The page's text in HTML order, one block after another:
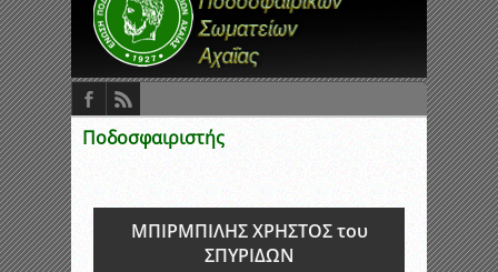
Ποδοσφαιριστής
ΜΠΙΡΜΠΙΛΗΣ ΧΡΗΣΤΟΣ του
ΣΠΥΡΙΔΩΝ